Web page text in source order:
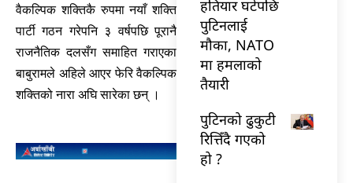
वैकल्पिक शक्तिकै रुपमा नयाँ शक्ति
पार्टी गठन गरेपनि ३ वर्षपछि पूरानै
राजनैतिक दलसँग समाहित गराएका
बाबुरामले अहिले आएर फेरि वैकल्पिक
शक्तिको नारा अघि सारेका छन् ।
हतियार घटेपछि
पुटिनलाई
मौका, NATO
मा हमलाको
तैयारी
पुटिनको ढुकुटी
रित्तिँदै गएको
हो ?